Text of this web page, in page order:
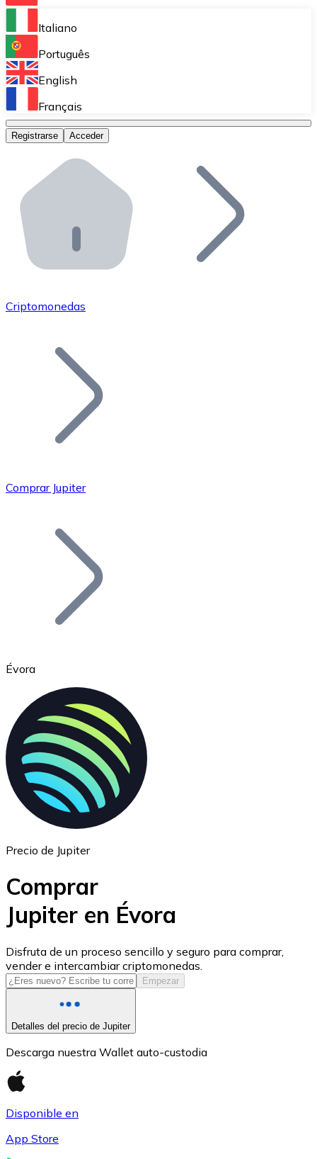
Bitnovo Ramp
Integra nuestra solución en tu plataforma.
Bitnovo Giftcards
Bitnovo OTC
Bitnovo ATM
Integra un ATM Bitnovo en tu negocio y permite que
Bitnovo API
Integra nuestra API en tu ecosistema.
Únete a nuestra red de distribuidores.
Añade tu proyecto a nuestro ecosistema.
Bitcoin
Ethereum
ETH
USD Coin
USDC
Italiano
Português
English
Français
Registrarse Acceder
Criptomonedas
Comprar Jupiter
Évora
Precio de Jupiter
Comprar
Jupiter en Évora
Disfruta de un proceso sencillo y seguro para comprar,
vender e intercambiar criptomonedas.
Empezar
Detalles del precio de Jupiter
Descarga nuestra Wallet auto-custodia
Disponible en
App Store